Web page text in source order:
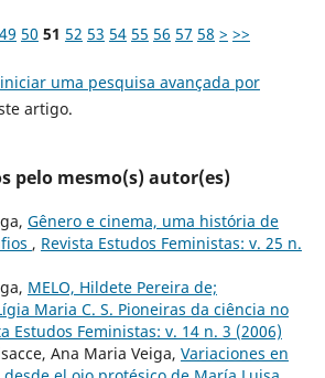
49 50 51 52 53 54 55 56 57 58 > >>
iniciar uma pesquisa avançada por
artigo.
pelo mesmo(s) autor(es)
Gênero e cinema, uma história de
, Revista Estudos Feministas: v. 25 n.
MELO, Hildete Pereira de;
Maria C. S. Pioneiras da ciência no
Estudos Feministas: v. 14 n. 3 (2006)
Ana Maria Veiga, Variaciones en